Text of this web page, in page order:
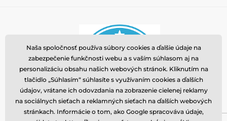
Naša spoločnosť používa súbory cookies a ďalšie údaje na
zabezpečenie funkčnosti webu a s vaším súhlasom aj na
personalizáciu obsahu našich webových stránok. Kliknutím na
tlačidlo „Súhlasím“ súhlasíte s využívaním cookies a ďalších
údajov, vrátane ich odovzdania na zobrazenie cielenej reklamy
na sociálnych sieťach a reklamných sieťach na ďalších webových
stránkach. Informácie o tom, ako Google spracováva údaje,